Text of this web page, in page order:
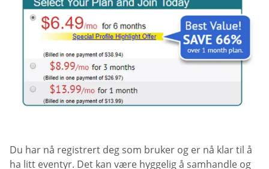
Du har nå registrert deg som bruker og er nå klar til å
ha litt eventyr. Det kan være hyggelig å samhandle og